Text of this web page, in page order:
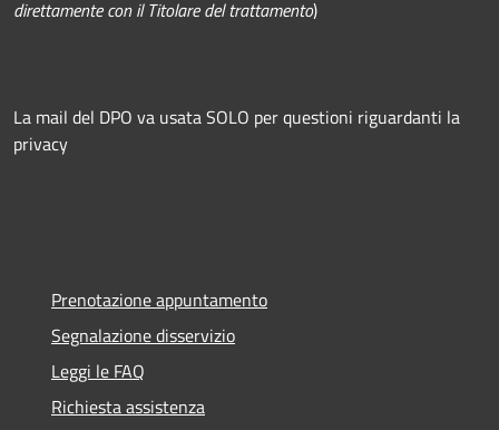
direttamente con il Titolare del trattamento)
La mail del DPO va usata SOLO per questioni riguardanti la
privacy
Prenotazione appuntamento
Segnalazione disservizio
Leggi le FAQ
Richiesta assistenza